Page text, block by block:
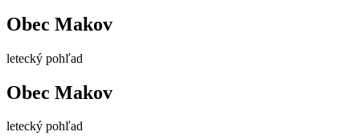
Obec Makov
letecký pohľad
Obec Makov
letecký pohľad